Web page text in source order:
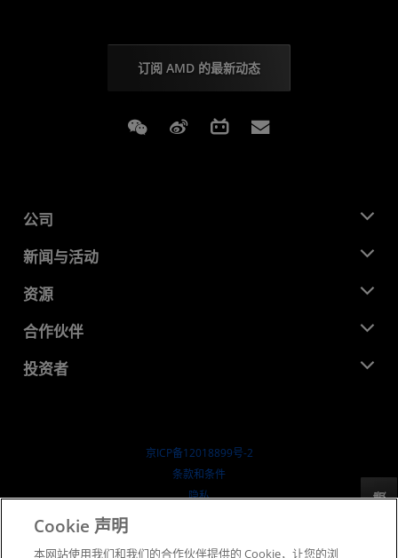
订阅 AMD 的最新动态
Weixin Weibo Bilibili
公司
关于 AMD
企业责任
就业机会
联系我们
新闻与活动
新闻中心
媒体库
资源
开发中心
成功案例
合作伙伴
AMD 合作伙伴中心
投资者
SEC 报告
京ICP备12018899号-2
​条款和条件
隐私
反馈
Cookie 声明
本网站使用我们和我们的合作伙伴提供的 Cookie，让您的浏